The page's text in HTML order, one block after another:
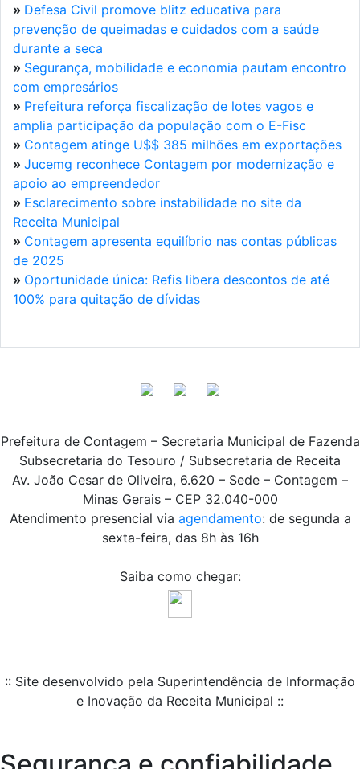
» Defesa Civil promove blitz educativa para
prevenção de queimadas e cuidados com a saúde
durante a seca
» Segurança, mobilidade e economia pautam encontro
com empresários
» Prefeitura reforça fiscalização de lotes vagos e
amplia participação da população com o E-Fisc
» Contagem atinge U$$ 385 milhões em exportações
» Jucemg reconhece Contagem por modernização e
apoio ao empreendedor
» Esclarecimento sobre instabilidade no site da
Receita Municipal
» Contagem apresenta equilíbrio nas contas públicas
de 2025
» Oportunidade única: Refis libera descontos de até
100% para quitação de dívidas
Prefeitura de Contagem – Secretaria Municipal de Fazenda
Subsecretaria do Tesouro / Subsecretaria de Receita
Av. João Cesar de Oliveira, 6.620 – Sede – Contagem –
Minas Gerais – CEP 32.040-000
Atendimento presencial via agendamento: de segunda a
sexta-feira, das 8h às 16h
Saiba como chegar:
:: Site desenvolvido pela Superintendência de Informação
e Inovação da Receita Municipal ::